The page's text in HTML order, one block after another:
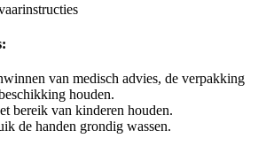
van medisch advies, de verpakking
houden.
bereik van kinderen houden.
de handen grondig wassen.